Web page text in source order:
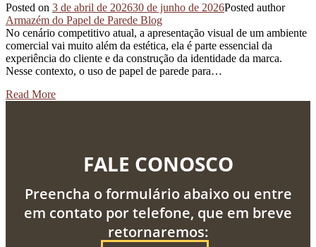
Posted on 3 de abril de 202630 de junho de 2026Posted author
Armazém do Papel de Parede Blog
No cenário competitivo atual, a apresentação visual de um ambiente
comercial vai muito além da estética, ela é parte essencial da
experiência do cliente e da construção da identidade da marca.
Nesse contexto, o uso de papel de parede para…
Read More
FALE CONOSCO
Preencha o formulário abaixo ou entre
em contato por telefone, que em breve
retornaremos: